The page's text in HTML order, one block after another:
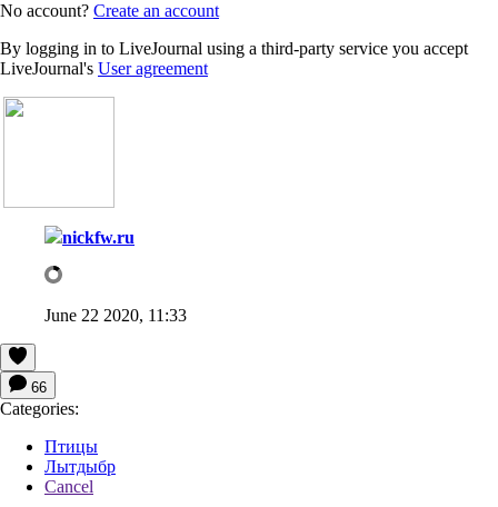
No account? Create an account
By logging in to LiveJournal using a third-party service you accept
LiveJournal's User agreement
nickfw.ru
June 22 2020, 11:33
66
Categories:
Птицы
Лытдыбр
Cancel